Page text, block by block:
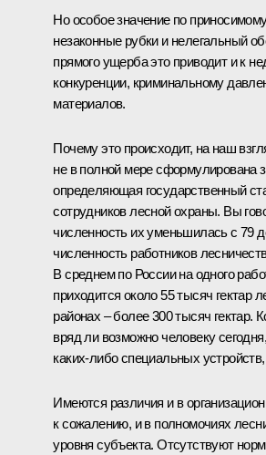
Но особое значение по
незаконные рубки и нелегальный
прямого ущерба это приводит и к
конкуренции, криминальному
материалов.
Почему это происходит, на наш
не в полной мере сформулирована
определяющая государственный
сотрудников лесной охраны. Вы
численность их уменьшилась с 79
численность работников
В среднем по России на одного
приходится около 55 тысяч гектар
районах – более 300 тысяч гектар.
вряд ли возможно человеку
каких‑либо специальных
Имеются различия и в
к сожалению, и в полномочиях
уровня субъекта. Отсутствуют